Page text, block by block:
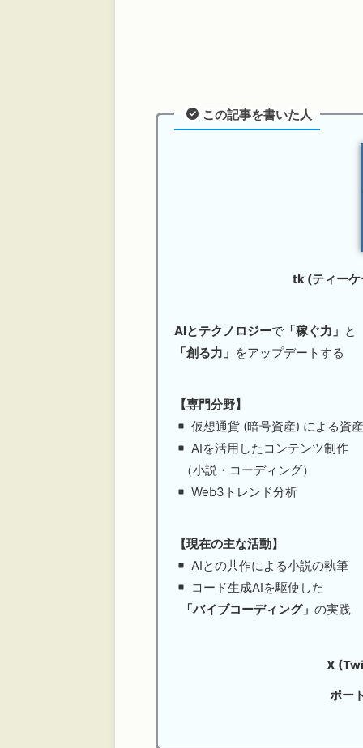
この記事を書いた人
tk (ティーケ
AIとテクノロジーで 「稼ぐ力」 と
「創る力」 をアップデートする
【専門分野】
仮想通貨 (暗号資産) による資
AIを活用したコンテンツ制作
（小説・コーディング）
Web3トレンド分析
【現在の主な活動】
AIとの共作による小説の執筆
コード生成AIを駆使した
「バイブコーディング」 の実践
X
ポー